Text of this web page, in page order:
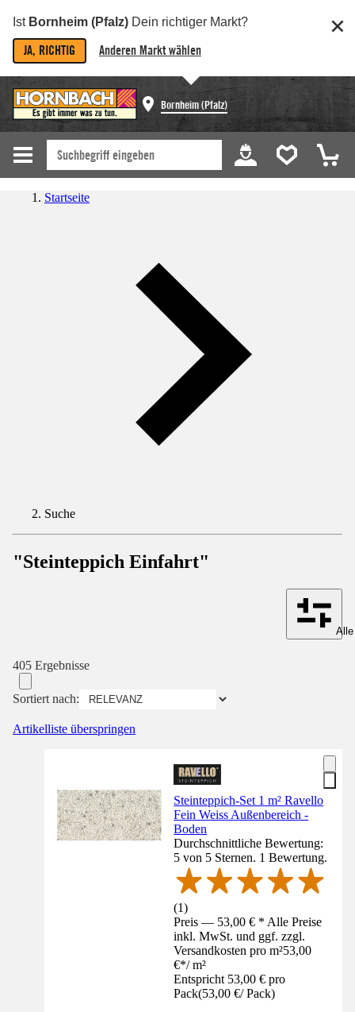
Ist Bornheim (Pfalz) Dein richtiger Markt?
JA, RICHTIG Anderen Markt wählen
Bornheim (Pfalz)
Startseite
Suche
"Steinteppich Einfahrt"
405 Ergebnisse
Sortiert nach:
Artikelliste überspringen
Steinteppich-Set 1 m² Ravello
Fein Weiss Außenbereich -
Boden
Durchschnittliche Bewertung:
5 von 5 Sternen. 1 Bewertung.
(1)
Preis — 53,00 € * Alle Preise
inkl. MwSt. und ggf. zzgl.
Versandkosten pro m²53,00
€*/ m²
Entspricht 53,00 € pro
Pack(53,00 €/ Pack)